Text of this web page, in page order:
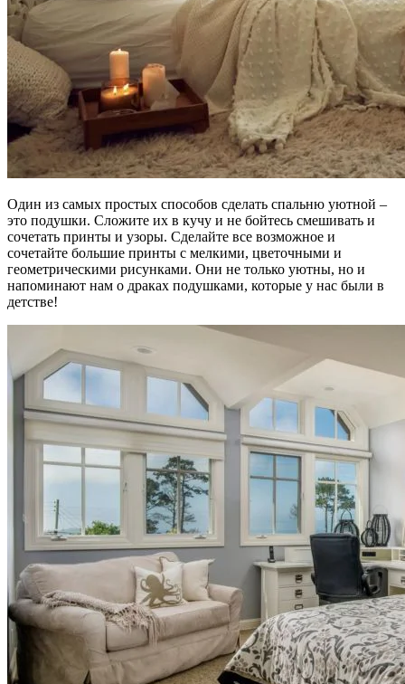
Один из самых простых способов сделать спальню уютной –
это подушки. Сложите их в кучу и не бойтесь смешивать и
сочетать принты и узоры. Сделайте все возможное и
сочетайте большие принты с мелкими, цветочными и
геометрическими рисунками. Они не только уютны, но и
напоминают нам о драках подушками, которые у нас были в
детстве!